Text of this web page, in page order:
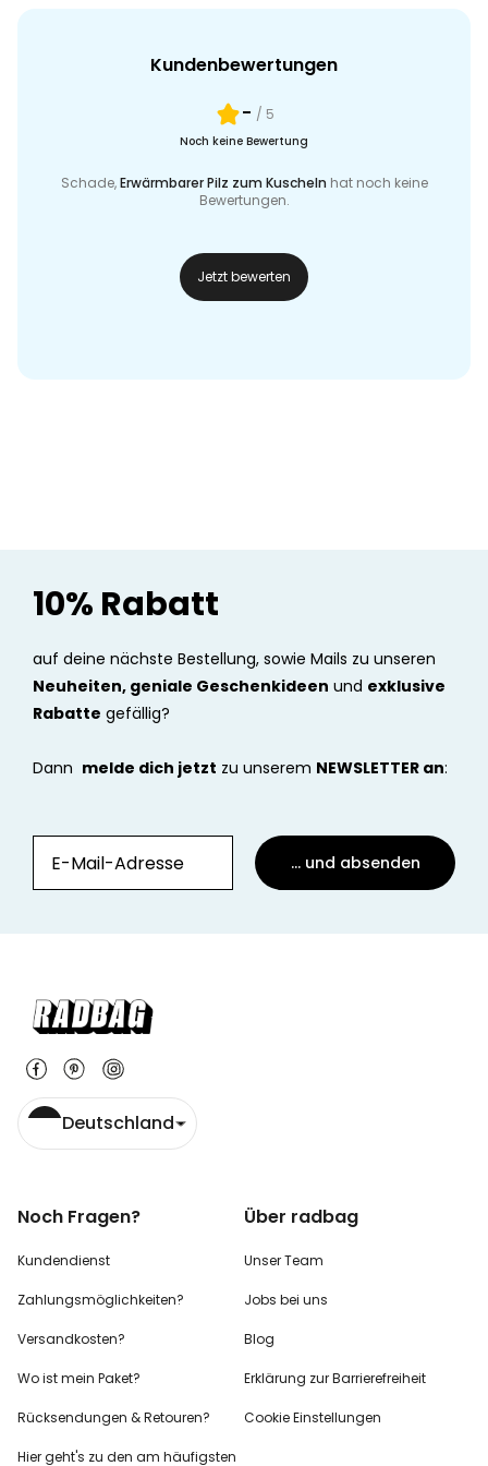
Kundenbewertungen
- / 5
Noch keine Bewertung
Schade,Erwärmbarer Pilz zum Kuscheln hat noch keine
Bewertungen.
Jetzt bewerten
10% Rabatt
auf deine nächste Bestellung, sowie Mails zu unseren
Neuheiten, geniale Geschenkideen und exklusive
Rabatte gefällig?
Dann melde dich jetzt zu unserem NEWSLETTER an:
... und absenden
Deutschland
Noch Fragen?
Kundendienst
Zahlungsmöglichkeiten?
Versandkosten?
Wo ist mein Paket?
Rücksendungen & Retouren?
Hier geht's zu den am häufigsten
Über radbag
Unser Team
Jobs bei uns
Blog
Erklärung zur Barrierefreiheit
Cookie Einstellungen